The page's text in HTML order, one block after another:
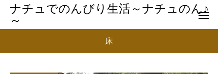
ナチュでのんびり生活～ナチュのん♪
～
床